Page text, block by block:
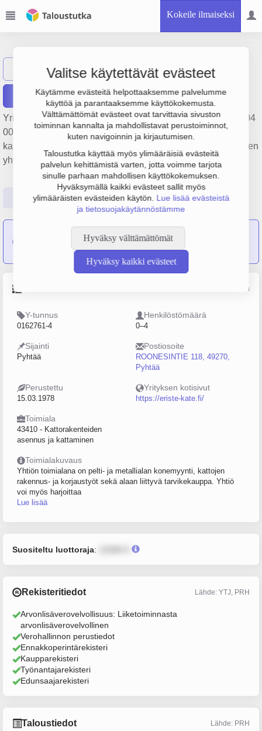
Kokeile ilmaiseksi
Valitse käytettävät evästeet
Käytämme evästeitä helpottaaksemme palvelumme
käyttöä ja parantaaksemme käyttökokemusta.
Välttämättömät evästeet ovat tarvittavia sivuston
toiminnan kannalta ja mahdollistavat perustoiminnot,
kuten navigoinnin ja kirjautumisen.
Taloustutka käyttää myös ylimääräisiä evästeitä
palvelun kehittämistä varten, jotta voimme tarjota
sinulle parhaan mahdollisen käyttökokemuksen.
Hyväksymällä kaikki evästeet sallit myös
ylimääräisten evästeiden käytön. Lue lisää evästeistä
ja tietosuojakäytännöstämme
Hyväksy välttämättömät
Hyväksy kaikki evästeet
Näytä haku Eriste-Kate Oy
Raportit
Yrityksen Eriste-Kate Oy liikevaihto on 682 000 € ja tulos 104
000 €. Sen päätoimiala on Kattorakenteiden asennus ja
kattaminen, perustamisvuosi 1978 ja sijainti Pyhtää. Yrityksen
yhtiömuoto Osakeyhtiö (OY).
Perustiedot Tilinpäätösluvut Päättäjätiedot
Pyhtään Pelti- ja Konevälitys Oyon sulautunut yritykseen
Eriste-Kate Oy
Lähde: YTJ, PRH, Traficom
Y-tunnus
0162761-4
Henkilöstömäärä
0–4
Sijainti
Pyhtää
Postiosoite
ROONESINTIE 118, 49270,
Pyhtää
Perustettu
15.03.1978
Yrityksen kotisivut
https://eriste-kate.fi/
Toimiala
43410 - Kattorakenteiden
asennus ja kattaminen
Toimialakuvaus
Yhtiön toimialana on pelti- ja metallialan konemyynti, kattojen
rakennus- ja korjaustyöt sekä alaan liittyvä tarvikekauppa. Yhtiö
voi myös harjoittaa
Lue lisää
Suositeltu luottoraja:
Rekisteritiedot Lähde: YTJ, PRH
Arvonlisäverovelvollisuus: Liiketoiminnasta
arvonlisäverovelvollinen
Verohallinnon perustiedot
Ennakkoperintärekisteri
Kaupparekisteri
Työnantajarekisteri
Edunsaajarekisteri
Taloustiedot Lähde: PRH